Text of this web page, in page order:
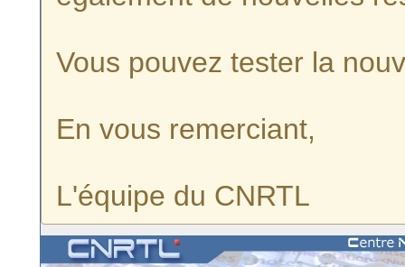
Vous pouvez tester la
En vous remerciant,
L'équipe du CNRTL